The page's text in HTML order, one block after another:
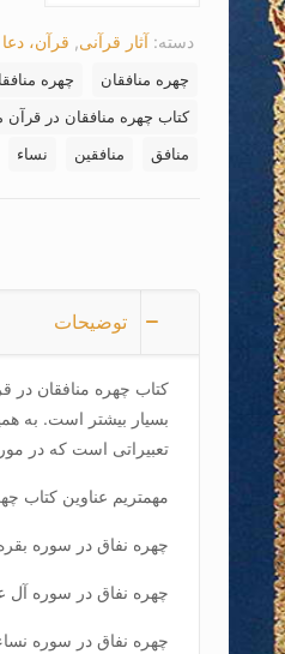
در
قرآن
عدد
دسته: آثار قرآنی, قرآن،
چهره منافقان چهره
کتاب چهره منافقان در قرآن
منافق منافقین نساء
توضیحات
کتاب چهره منافقان در
بسیار بیشتر است. به
تعبیراتی است که در
مهمتریم عناوین کتاب
چهره نفاق در سوره
چهره نفاق در سوره آل
چهره نفاق در سوره